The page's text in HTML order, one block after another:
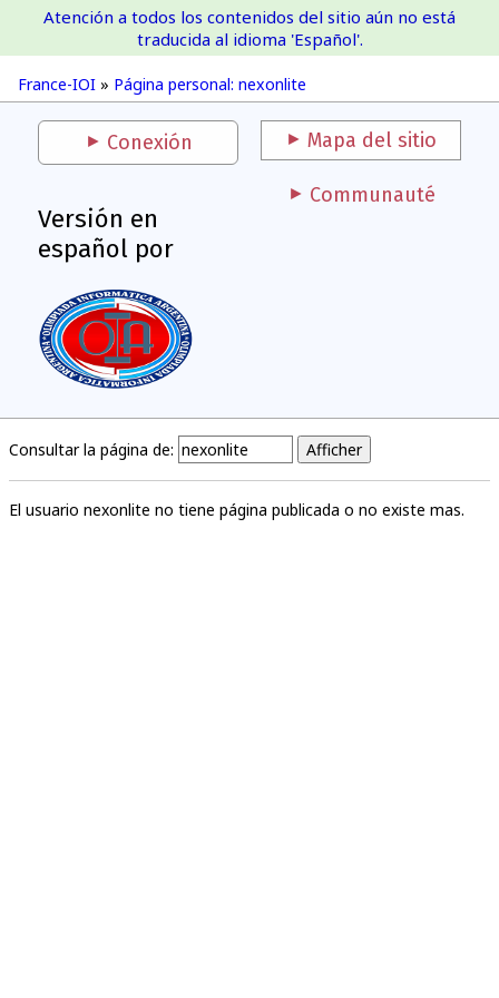
France-IOI
France-IOI » Página personal: nexonlite
Atención a todos los contenidos del sitio aún no está
traducida al idioma 'Español'.
Conexión Mapa del sitio
Versión en
español por
Communauté
Consultar la página de:
El usuario nexonlite no tiene página publicada o no existe mas.